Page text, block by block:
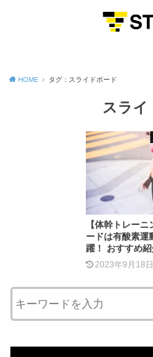
HOME タグ : スライドボード
スライ
【体幹トレー
ードは有酸素運
躍！ おすすめ
2023年9月18日